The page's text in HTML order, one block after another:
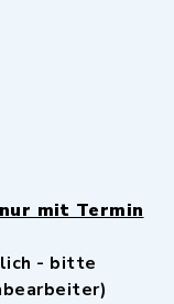
nur mit Termin
- bitte